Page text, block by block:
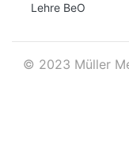
Lehre BeO
© 2023 Müller